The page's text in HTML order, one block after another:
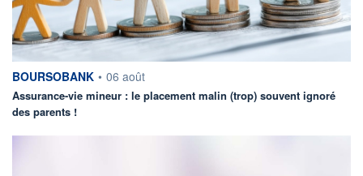
information fournie par
BOURSOBANK • 06 août
Assurance-vie mineur : le placement malin (trop) souvent ignoré
des parents !